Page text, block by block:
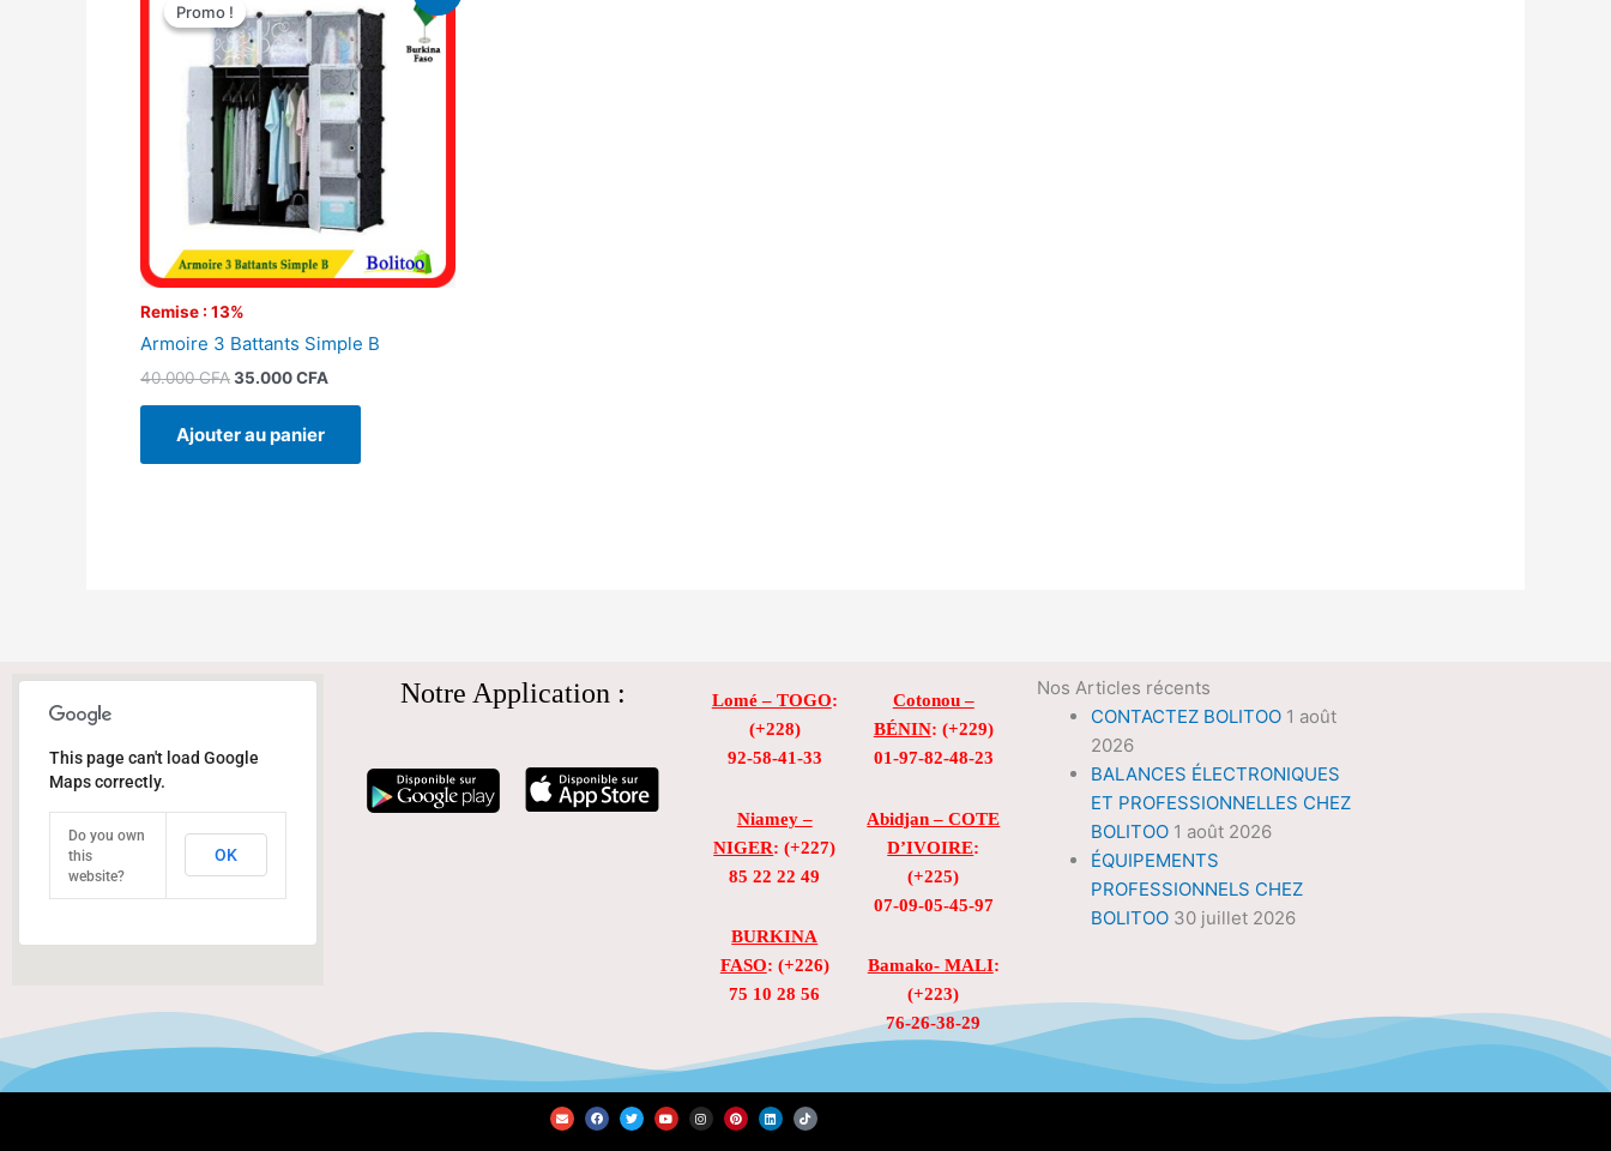
Promo !
Remise : 13%
Promo !
Armoire 3 Battants Simple B
40.000CFA
initial
était :
40.000 CFA.
35.000CFA
actuel
est :
35.000 CFA.
Ajouter au panier
This page can't load Google
Maps correctly.
Do you own
this
website?
OK
Notre Application : Lomé – TOGO:
(+228)
92-58-41-33
Niamey –
NIGER: (+227)
85 22 22 49
BURKINA
FASO: (+226)
75 10 28 56
Cotonou –
BÉNIN: (+229)
01-97-82-48-23
Abidjan – COTE
D’IVOIRE:
(+225)
07-09-05-45-97
Bamako- MALI:
(+223)
76-26-38-29
Nos Articles récents
CONTACTEZ BOLITOO 1 août
2026
BALANCES ÉLECTRONIQUES
ET PROFESSIONNELLES CHEZ
BOLITOO 1 août 2026
ÉQUIPEMENTS
PROFESSIONNELS CHEZ
BOLITOO 30 juillet 2026
E
n
v
F
a
c
T
w
i
Y
o
u
I
n
s
P
i
n
L
i
n
T
i
k